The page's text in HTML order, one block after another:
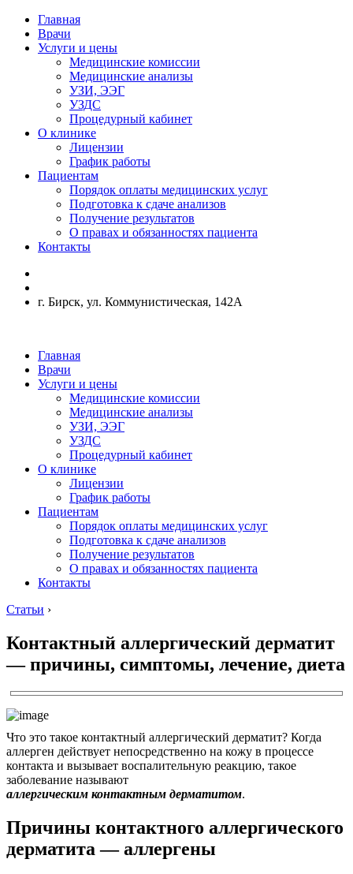
Главная
Врачи
Услуги и цены
Медицинские комиссии
Медицинские анализы
УЗИ, ЭЭГ
УЗДС
Процедурный кабинет
О клинике
Лицензии
График работы
Пациентам
Порядок оплаты медицинских услуг
Подготовка к сдаче анализов
Получение результатов
О правах и обязанностях пациента
Контакты
г. Бирск, ул. Коммунистическая, 142А
Главная
Врачи
Услуги и цены
Медицинские комиссии
Медицинские анализы
УЗИ, ЭЭГ
УЗДС
Процедурный кабинет
О клинике
Лицензии
График работы
Пациентам
Порядок оплаты медицинских услуг
Подготовка к сдаче анализов
Получение результатов
О правах и обязанностях пациента
Контакты
Статьи ›
Контактный аллергический дерматит
— причины, симптомы, лечение, диета
Что это такое контактный аллергический дерматит? Когда
аллерген действует непосредственно на кожу в процессе
контакта и вызывает воспалительную реакцию, такое
заболевание называют
аллергическим контактным дерматитом.
Причины контактного аллергического
дерматита — аллергены